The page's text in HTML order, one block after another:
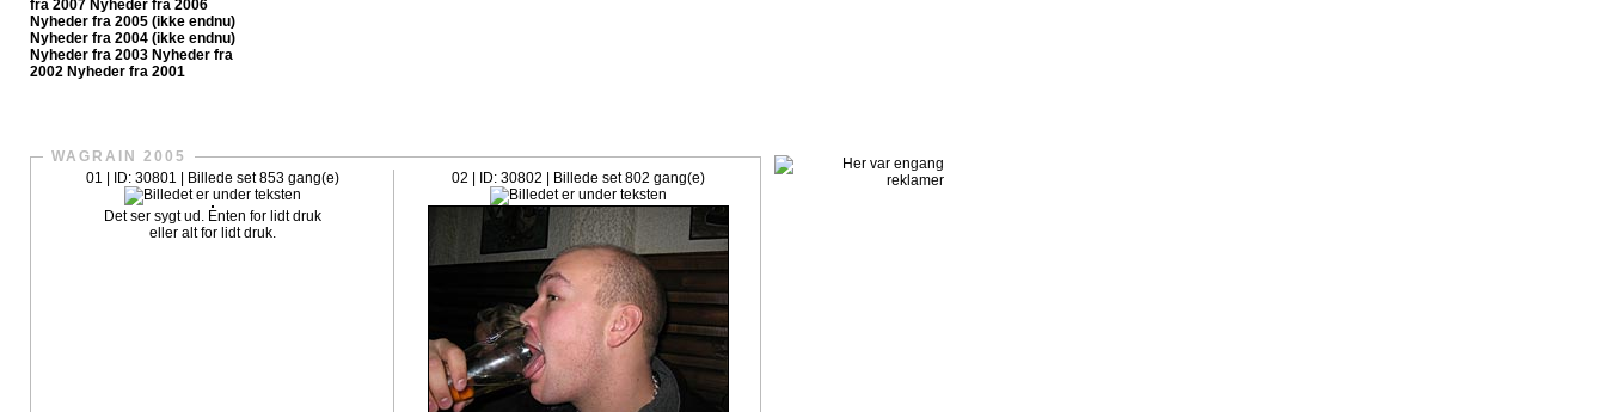
fra 2007 Nyheder fra 2006
Nyheder fra 2005 (ikke endnu)
Nyheder fra 2004 (ikke endnu)
Nyheder fra 2003 Nyheder fra
2002 Nyheder fra 2001
WAGRAIN 2005
01 | ID: 30801 | Billede set 853 gang(e)
Det ser sygt ud. Enten for lidt druk
eller alt for lidt druk.
02 | ID: 30802 | Billede set 802 gang(e)